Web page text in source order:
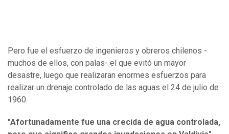
Pero fue el esfuerzo de ingenieros y obreros chilenos -
muchos de ellos, con palas- el que evitó un mayor
desastre, luego que realizaran enormes esfuerzos para
realizar un drenaje controlado de las aguas el 24 de julio de
1960.
"Afortunadamente fue una crecida de agua controlada,